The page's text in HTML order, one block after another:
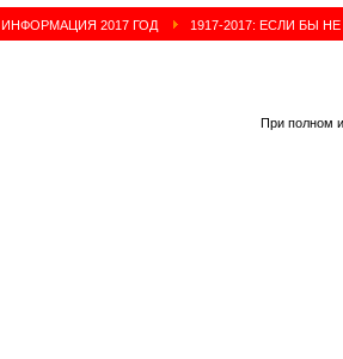
ИНФОРМАЦИЯ 2017 ГОД 1917-2017: ЕСЛИ БЫ
При полном